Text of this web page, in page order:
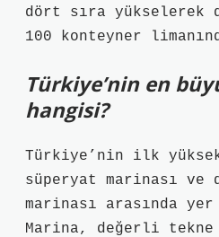
dört sıra yükselerek
100 konteyner
Türkiye’nin en
hangisi?
Türkiye’nin ilk
süperyat marinası ve
marinası arasında
Marina, değerli